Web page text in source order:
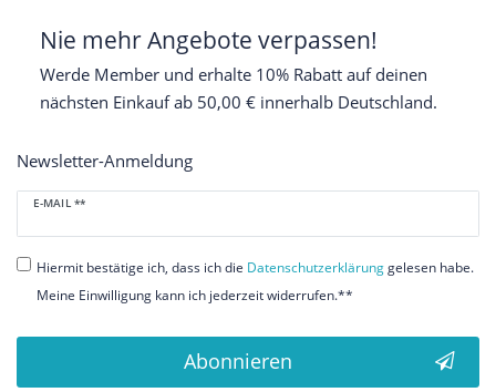
Nie mehr Angebote verpassen!
Werde Member und erhalte 10% Rabatt auf deinen
nächsten Einkauf ab 50,00 € innerhalb Deutschland.
Newsletter-Anmeldung
E-MAIL **
Newsletter
Honig
Hiermit bestätige ich, dass ich die Daten­schutz­erklärunggelesen habe.
Meine Einwilligung kann ich jederzeit widerrufen.**
Abonnieren